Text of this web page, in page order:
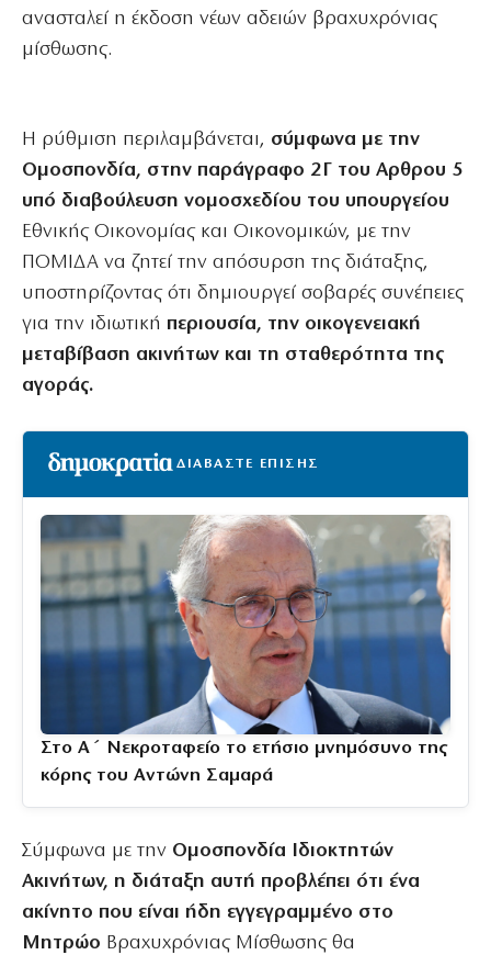
ανασταλεί η έκδοση νέων αδειών βραχυχρόνιας
μίσθωσης.
Η ρύθμιση περιλαμβάνεται, σύμφωνα με την
Ομοσπονδία, στην παράγραφο 2Γ του Αρθρου 5
υπό διαβούλευση νομοσχεδίου του υπουργείου
Εθνικής Οικονομίας και Οικονομικών, με την
ΠΟΜΙΔΑ να ζητεί την απόσυρση της διάταξης,
υποστηρίζοντας ότι δημιουργεί σοβαρές συνέπειες
για την ιδιωτική περιουσία, την οικογενειακή
μεταβίβαση ακινήτων και τη σταθερότητα της
αγοράς.
ΔΙΑΒΑΣΤΕ ΕΠΙΣΗΣ
Στο Α΄ Νεκροταφείο το ετήσιο μνημόσυνο της
κόρης του Αντώνη Σαμαρά
Σύμφωνα με την Ομοσπονδία Ιδιοκτητών
Ακινήτων, η διάταξη αυτή προβλέπει ότι ένα
ακίνητο που είναι ήδη εγγεγραμμένο στο
Μητρώο Βραχυχρόνιας Μίσθωσης θα